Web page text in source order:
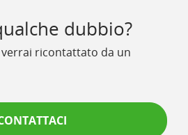
dubbio?
ricontattato da un